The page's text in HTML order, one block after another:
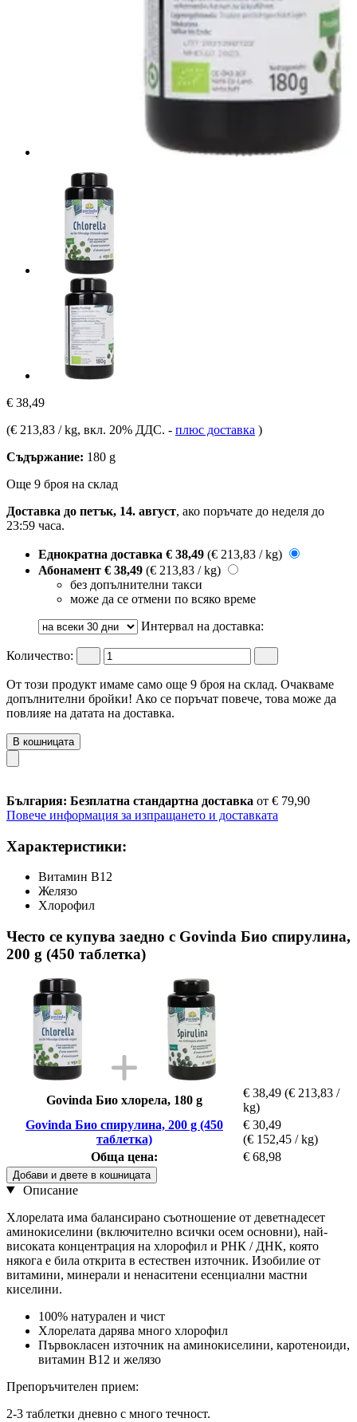
€ 38,49
(€ 213,83 / kg, вкл. 20% ДДС. - плюс доставка )
Съдържание: 180 g
Още 9 броя на склад
Доставка до петък, 14. август, ако поръчате до неделя до
23:59 часа.
Еднократна доставка € 38,49 (€ 213,83 / kg)
Абонамент € 38,49 (€ 213,83 / kg)
без допълнителни такси
може да се отмени по всяко време
Интервал на доставка:
Количество:
От този продукт имаме само още 9 броя на склад. Очакваме
допълнителни бройки! Ако се поръчат повече, това може да
повлияе на датата на доставка.
В кошницата
България: Безплатна стандартна доставка от € 79,90
Повече информация за изпращането и доставката
Характеристики:
Витамин В12
Желязо
Хлорофил
Често се купува заедно с Govinda Био спирулина,
200 g (450 таблетка)
Govinda Био хлорела, 180 g
€ 38,49 (€ 213,83 /
kg)
Govinda Био спирулина, 200 g (450
таблетка)
€ 30,49
(€ 152,45 / kg)
Обща цена:
€ 68,98
Добави и двете в кошницата
Описание
Хлорелата има балансирано съотношение от деветнадесет
аминокиселини (включително всички осем основни), най-
високата концентрация на хлорофил и РНК / ДНК, която
някога е била открита в естествен източник. Изобилие от
витамини, минерали и ненаситени есенциални мастни
киселини.
100% натурален и чист
Хлорелата дарява много хлорофил
Първокласен източник на аминокиселини, каротеноиди,
витамин В12 и желязо
Препоръчителен прием:
2-3 таблетки дневно с много течност.